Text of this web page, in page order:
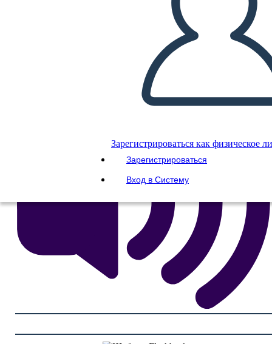
Зарегистрироваться как физическое
Зарегистрироваться
Вход в Систему
СОЗДАТЬ РАСКАДРОВКУ
ВОСПРОИЗВЕСТИ СЛАЙД-ШОУ
ПОЧИТАЙ МНЕ